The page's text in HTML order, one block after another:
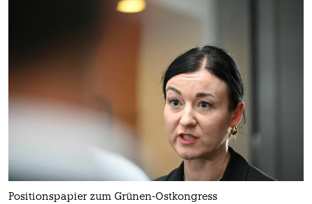
Positionspapier zum Grünen-Ostkongress